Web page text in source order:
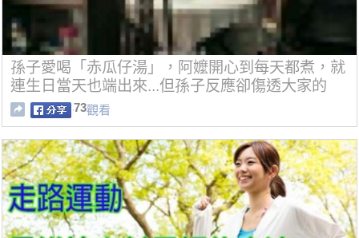
孫子愛喝「赤瓜仔湯」，阿嬤開心到每天都煮，就
連生日當天也端出來...但孫子反應卻傷透大家的
心！
73觀看